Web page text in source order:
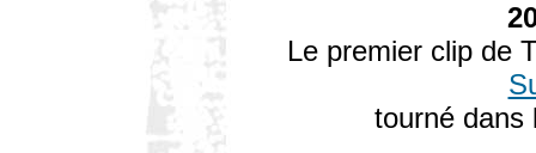
Le premier clip de
tourné dans